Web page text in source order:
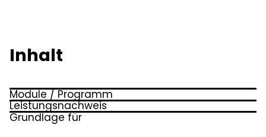
Inhalt
Module / Programm
Das Studium setzt sich aus 4 der folgenden
Leistungsnachweis
Transferberichte, Seminararbeit, Diplomarbeit
Grundlage für